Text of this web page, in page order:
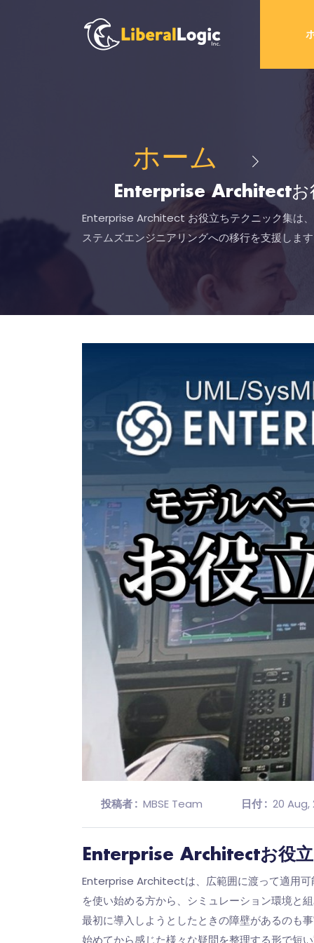
ホーム
Enterprise Architectお
Enterprise Architect お役立ちテクニック集は
ステムズエンジニアリングへの移行を支援しま
投稿者 : MBSE Team 日付 : 20 Aug,
Enterprise Architectお役
Enterprise Architectは、広範囲に渡って適用可
を使い始める方から、シミュレーション環境
最初に導入しようとしたときの障壁があるのも